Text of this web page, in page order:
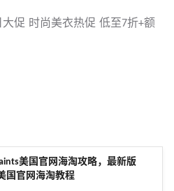
大促 时尚美衣热促 低至7折+额
美国官网海淘攻略，最新版
国官网海淘教程